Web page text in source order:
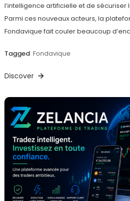
l’intelligence artificielle et de sécuriser
Parmi ces nouveaux acteurs, la
Fondavique fait couler beaucoup
Tagged Fondavique
Discover